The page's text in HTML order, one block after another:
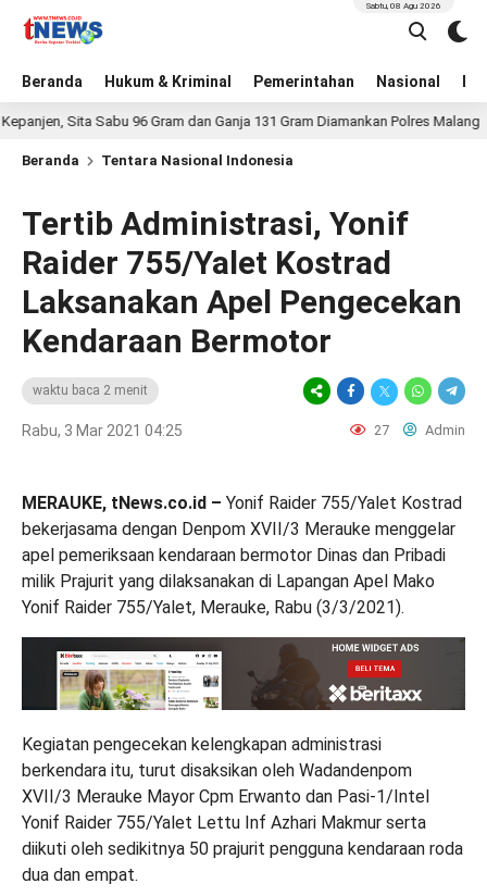
Beranda Hukum & Kriminal Pemerintahan Nasional
Sabtu, 08 Agu 2026
Sita Sabu 96 Gram dan Ganja 131 Gram Diamankan Polres Malang
Beranda Tentara Nasional Indonesia
Tertib Administrasi, Yonif
Raider 755/Yalet Kostrad
Laksanakan Apel Pengecekan
Kendaraan Bermotor
waktu baca 2 menit
Rabu, 3 Mar 2021 04:25 27 Admin
MERAUKE, tNews.co.id – Yonif Raider 755/Yalet Kostrad
bekerjasama dengan Denpom XVII/3 Merauke menggelar
apel pemeriksaan kendaraan bermotor Dinas dan Pribadi
milik Prajurit yang dilaksanakan di Lapangan Apel Mako
Yonif Raider 755/Yalet, Merauke, Rabu (3/3/2021).
Kegiatan pengecekan kelengkapan administrasi
berkendara itu, turut disaksikan oleh Wadandenpom
XVII/3 Merauke Mayor Cpm Erwanto dan Pasi-1/Intel
Yonif Raider 755/Yalet Lettu Inf Azhari Makmur serta
diikuti oleh sedikitnya 50 prajurit pengguna kendaraan roda
dua dan empat.